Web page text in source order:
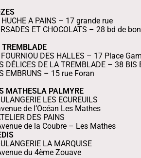
HUCHE A PAINS – 17 grande rue
ET CHOCOLATS – 28 bd de
TREMBLADE
FOURNIOU DES HALLES – 17 Place
DÉLICES DE LA TREMBLADE – 38 BIS
EMBRUNS – 15 rue Foran
MATHESLA PALMYRE
LES ECUREUILS
de l’Océan Les Mathes
DES PAINS
de la Coubre – Les Mathes
LA MARQUISE
du 4ème Zouave